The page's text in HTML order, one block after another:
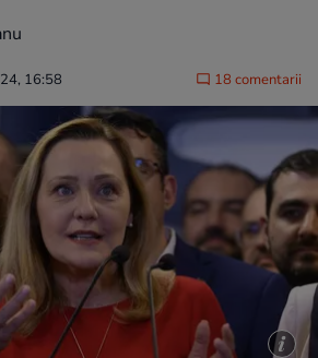
16:58 18 comentarii